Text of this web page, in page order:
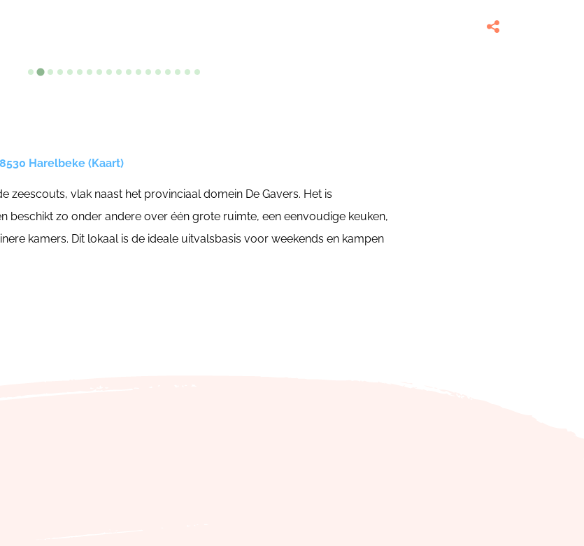
Harelbeke (Kaart)
zeescouts, vlak naast het provinciaal domein De Gavers. Het is
beschikt zo onder andere over één grote ruimte, een eenvoudige keuken,
kamers. Dit lokaal is de ideale uitvalsbasis voor weekends en kampen